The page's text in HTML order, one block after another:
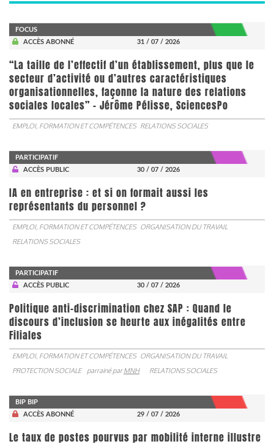
FOCUS
ACCÈS ABONNÉ
31 / 07 / 2026
“La taille de l’effectif d’un établissement, plus que le
secteur d’activité ou d’autres caractéristiques
organisationnelles, façonne la nature des relations
sociales locales” - Jérôme Pélisse, SciencesPo
EMPLOI, FORMATION ET COMPÉTENCES RELATIONS SOCIALES
PARTICIPATIF
ACCÈS PUBLIC
30 / 07 / 2026
IA en entreprise : et si on formait aussi les
représentants du personnel ?
EMPLOI, FORMATION ET COMPÉTENCES ORGANISATION DU TRAVAIL
RELATIONS SOCIALES
PARTICIPATIF
ACCÈS PUBLIC
30 / 07 / 2026
Politique anti-discrimination chez SAP : Quand le
discours d’inclusion se heurte aux inégalités entre
Filiales
EMPLOI, FORMATION ET COMPÉTENCES ORGANISATION DU TRAVAIL
PROTECTION SOCIALE
parrainé parMNH RELATIONS SOCIALES
BIP BIP
ACCÈS ABONNÉ
29 / 07 / 2026
Le taux de postes pourvus par mobilité interne illustre